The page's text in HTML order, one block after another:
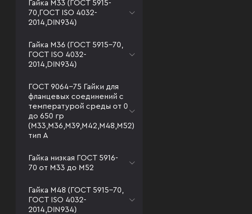
Гайка М33 (ГОСТ 5915-
70,ГОСТ ISO 4032-
2014,DIN934)
Гайка М36 (ГОСТ 5915-70,
ГОСТ ISO 4032-
2014,DIN934)
ГОСТ 9064-75 Гайки для
фланцевых соединений с
температурой среды от 0
до 650 гр
(М33,М36,М39,М42,М48,М52)
тип А
Гайка низкая ГОСТ 5916-
70 от М33 до М52
Гайка М48 (ГОСТ 5915-70,
ГОСТ ISO 4032-
2014,DIN934)